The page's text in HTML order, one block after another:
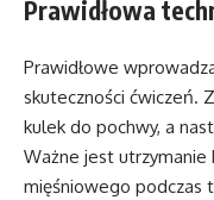
Prawidłowa
Prawidłowe
skuteczności ćwiczeń.
kulek do pochwy, a
Ważne jest
mięśniowego podczas